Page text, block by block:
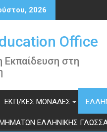
2026
Office
στη
ΕΚΠ/ΚΈΣ ΜΟΝΆΔΕΣ
ΕΛΛΗΝΙΚΉΣ